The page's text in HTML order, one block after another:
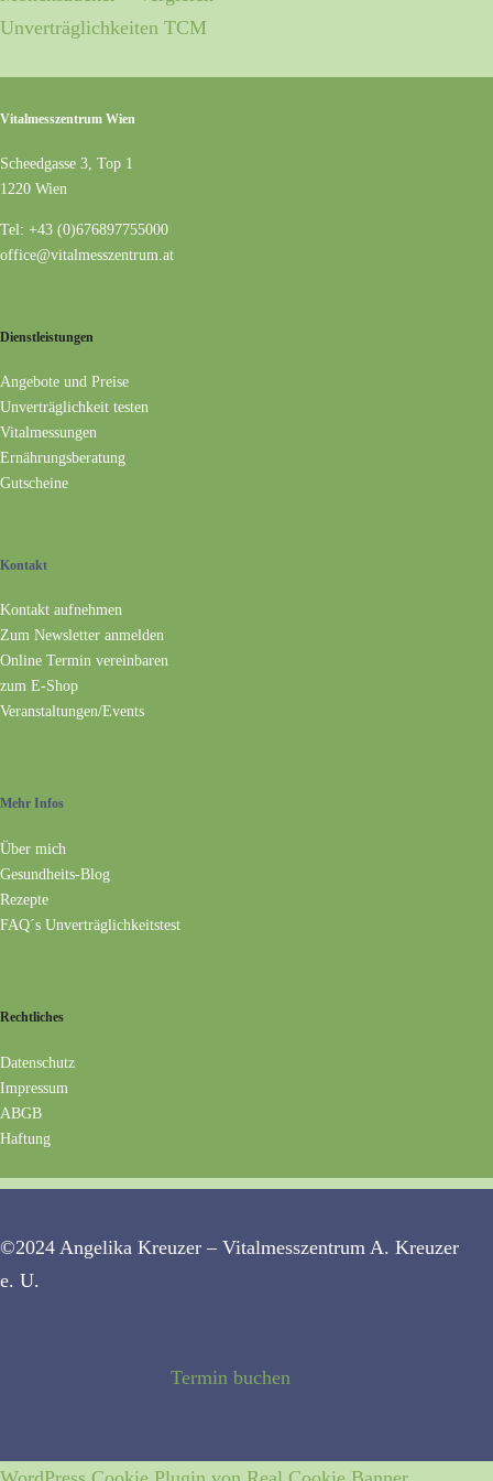
Unverträglichkeiten TCM
Vitalmesszentrum Wien
Scheedgasse 3, Top 1
1220 Wien
Tel: +43 (0)676897755000
office@vitalmesszentrum.at
Dienstleistungen
Angebote und Preise
Unverträglichkeit testen
Vitalmessungen
Ernährungsberatung
Gutscheine
Kontakt
Kontakt aufnehmen
Zum Newsletter anmelden
Online Termin vereinbaren
zum E-Shop
Veranstaltungen/Events
Mehr Infos
Über mich
Gesundheits-Blog
Rezepte
FAQ´s Unverträglichkeitstest
Rechtliches
Datenschutz
Impressum
ABGB
Haftung
©2024 Angelika Kreuzer – Vitalmesszentrum A. Kreuzer
e. U.
Termin buchen